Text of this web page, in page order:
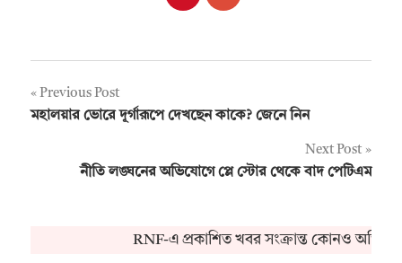
Post
Previous Post
মহালয়ার ভোরে দূর্গারূপে দেখছেন কাকে? জেনে নিন
Next Post
নীতি লঙ্ঘনের অভিযোগে প্লে স্টোর থেকে বাদ পেটিএম
RNF-এ প্রকাশিত খবর সংক্রান্ত কোনও